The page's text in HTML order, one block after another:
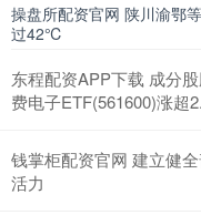
操盘所配资官网 陕川渝鄂
过42℃
东程配资APP下载 成分
费电子ETF(561600)涨超
钱掌柜配资官网 建立健
活力